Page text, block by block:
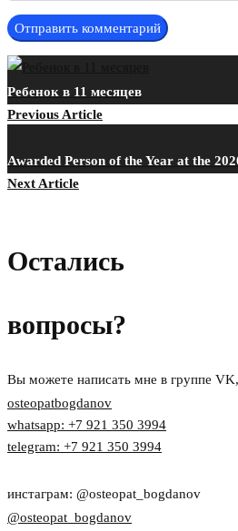
Ребенок в 11 месяцев
Previous Article
Awarded Person of the Year at the
Next Article
Остались
вопросы?
Вы можете написать мне в группе
osteopatbogdanov
whatsapp: +7 921 350 3994
telegram: +7 921 350 3994
инстаграм: @osteopat_bogdanov
@osteopat_bogdanov